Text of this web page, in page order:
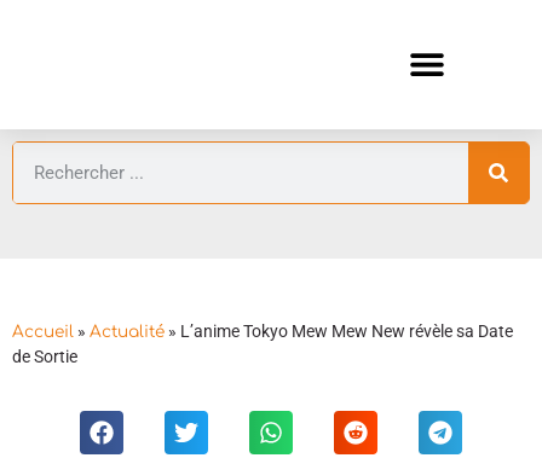
Accueil » Actualité » L’anime Tokyo Mew Mew New révèle sa Date
de Sortie